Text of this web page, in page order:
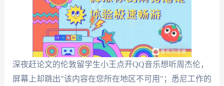
深夜赶论文的伦敦留学生小王点开QQ音乐想听周杰伦，
屏幕上却跳出"该内容在您所在地区不可用"；悉尼工作的